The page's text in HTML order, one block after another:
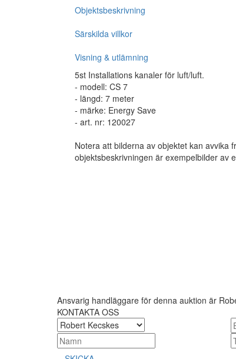
Objektsbeskrivning
Särskilda villkor
Visning & utlämning
5st Installations kanaler för luft/luft.
- modell: CS 7
- längd: 7 meter
- märke: Energy Save
- art. nr: 120027
Notera att bilderna av objektet kan avvika
objektsbeskrivningen är exempelbilder av
Ansvarig handläggare för denna auktion är
KONTAKTA OSS